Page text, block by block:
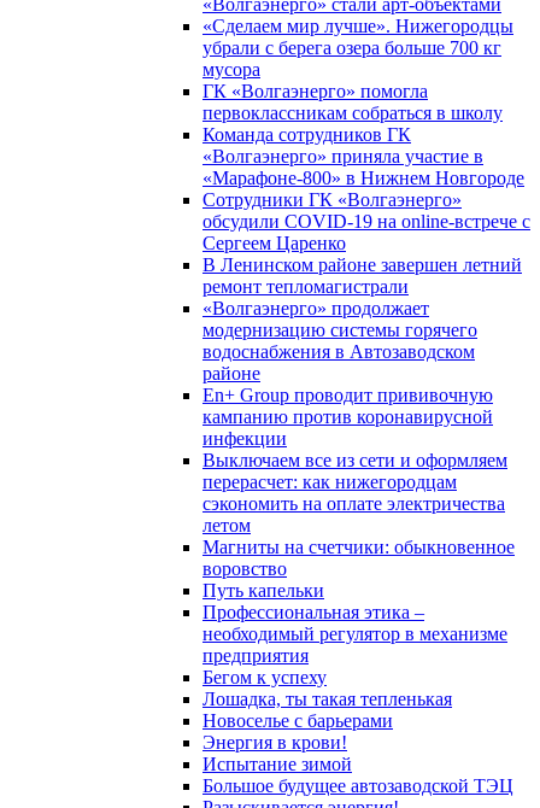
«Волгаэнерго» стали арт-объектами
«Сделаем мир лучше». Нижегородцы
убрали с берега озера больше 700 кг
мусора
ГК «Волгаэнерго» помогла
первоклассникам собраться в школу
Команда сотрудников ГК
«Волгаэнерго» приняла участие в
«Марафоне-800» в Нижнем Новгороде
Сотрудники ГК «Волгаэнерго»
обсудили COVID-19 на online-встрече с
Сергеем Царенко
В Ленинском районе завершен летний
ремонт тепломагистрали
«Волгаэнерго» продолжает
модернизацию системы горячего
водоснабжения в Автозаводском
районе
En+ Group проводит прививочную
кампанию против коронавирусной
инфекции
Выключаем все из сети и оформляем
перерасчет: как нижегородцам
сэкономить на оплате электричества
летом
Магниты на счетчики: обыкновенное
воровство
Путь капельки
Профессиональная этика –
необходимый регулятор в механизме
предприятия
Бегом к успеху
Лошадка, ты такая тепленькая
Новоселье с барьерами
Энергия в крови!
Испытание зимой
Большое будущее автозаводской ТЭЦ